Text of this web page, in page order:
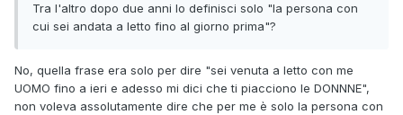
Tra l'altro dopo due anni lo definisci solo "la persona con
cui sei andata a letto fino al giorno prima"?
No, quella frase era solo per dire "sei venuta a letto con me
UOMO fino a ieri e adesso mi dici che ti piacciono le DONNNE",
non voleva assolutamente dire che per me è solo la persona con